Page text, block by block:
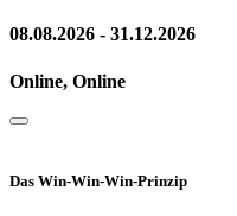
08.08.2026 - 31.12.2026
Online, Online
Das Win-Win-Win-Prinzip